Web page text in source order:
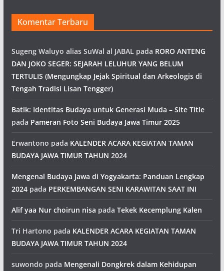
Komentar Terbaru
Sugeng Waluyo alias SuWal al JABAL pada RORO ANTENG
DAN JOKO SEGER: SEJARAH LELUHUR YANG BELUM
TERTULIS (Mengungkap Jejak Spiritual dan Arkeologis di
Tengah Tradisi Lisan Tengger)
Batik: Identitas Budaya untuk Generasi Muda – Site Title
pada Pameran Foto Seni Budaya Jawa Timur 2025
Erwantono pada KALENDER ACARA KEGIATAN TAMAN
BUDAYA JAWA TIMUR TAHUN 2024
Mengenal Budaya Jawa di Yogyakarta: Panduan Lengkap
2024pada PERKEMBANGAN SENI KARAWITAN SAAT INI
Alif yaa Nur choirun nisa pada Tekek Kecemplung Kalen
Tri Hartono pada KALENDER ACARA KEGIATAN TAMAN
BUDAYA JAWA TIMUR TAHUN 2024
suwondo pada Mengenali Dongkrek dalam Kehidupan